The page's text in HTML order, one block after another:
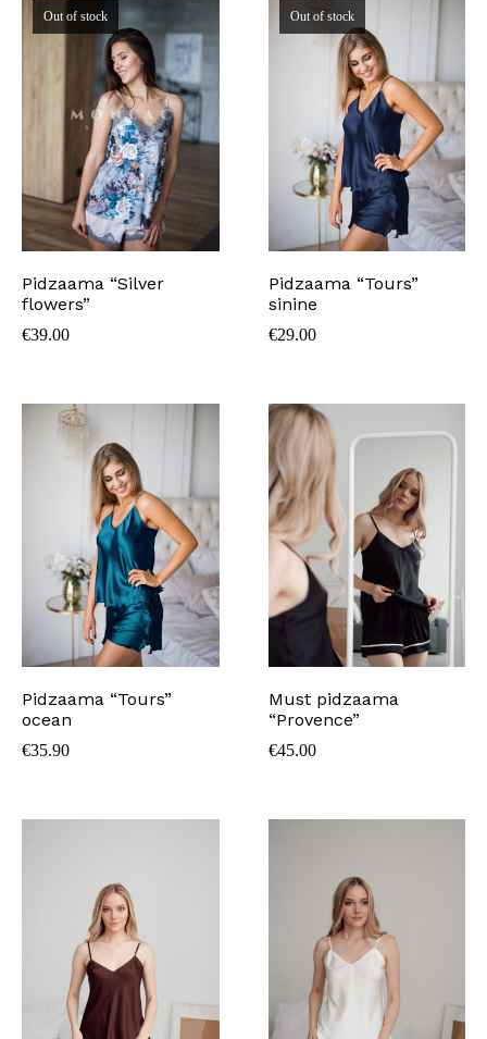
Out of stock
Pidzaama “Silver
flowers”
€39.00
Out of stock
Pidzaama “Tours”
sinine
€29.00
Pidzaama “Tours”
ocean
€35.90
Must pidzaama
“Provence”
€45.00